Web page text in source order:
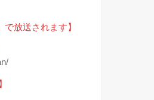
放送されます】